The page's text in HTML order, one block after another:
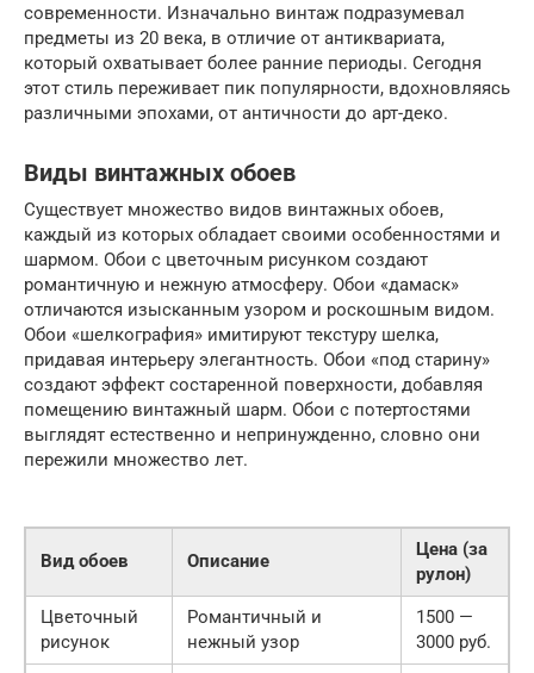
современности. Изначально винтаж подразумевал
предметы из 20 века, в отличие от антиквариата,
который охватывает более ранние периоды. Сегодня
этот стиль переживает пик популярности, вдохновляясь
различными эпохами, от античности до арт-деко.
Виды винтажных обоев
Существует множество видов винтажных обоев,
каждый из которых обладает своими особенностями и
шармом. Обои с цветочным рисунком создают
романтичную и нежную атмосферу. Обои «дамаск»
отличаются изысканным узором и роскошным видом.
Обои «шелкография» имитируют текстуру шелка,
придавая интерьеру элегантность. Обои «под старину»
создают эффект состаренной поверхности, добавляя
помещению винтажный шарм. Обои с потертостями
выглядят естественно и непринужденно, словно они
пережили множество лет.
Вид обоев Описание
Цена (за
рулон)
Цветочный
рисунок
Романтичный и
нежный узор
1500 —
3000 руб.